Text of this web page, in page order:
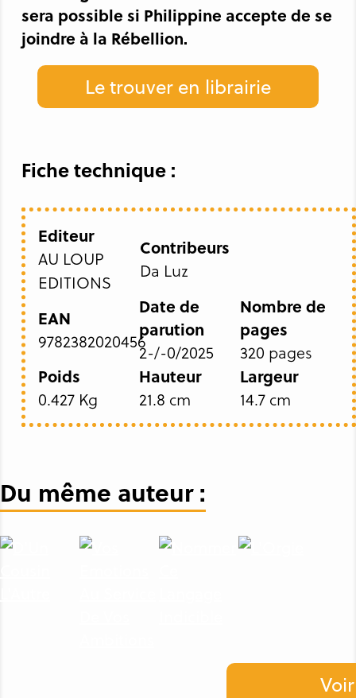
sera possible si Philippine accepte de se
joindre à la Rébellion.
Le trouver en librairie
Fiche technique :
Editeur
AU LOUP
EDITIONS
Contribeurs
Da Luz
EAN
9782382020456
Date de
parution
2-/-0/2025
Nombre de
pages
320 pages
Poids
0.427 Kg
Hauteur
21.8 cm
Largeur
14.7 cm
Du même auteur :